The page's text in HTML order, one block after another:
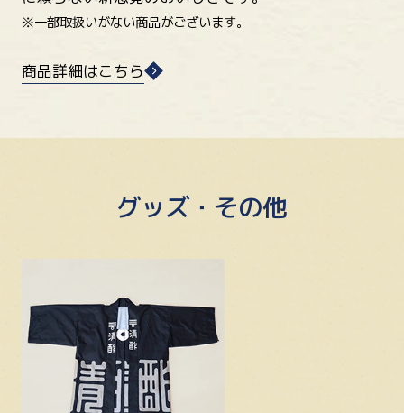
※一部取扱いがない商品がございます。
商品詳細はこちら
グッズ・その他